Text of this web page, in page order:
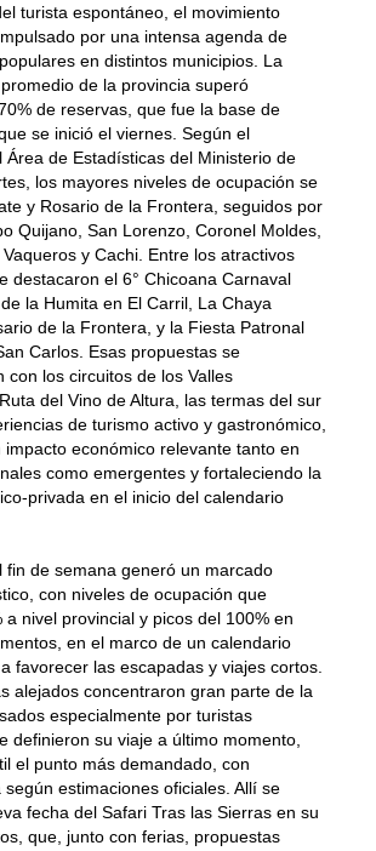
turista espontáneo, el movimiento
por una intensa agenda de
en distintos municipios. La
de la provincia superó
de reservas, que fue la base de
se inició el viernes. Según el
Área de Estadísticas del Ministerio de
los mayores niveles de ocupación se
y Rosario de la Frontera, seguidos por
Quijano, San Lorenzo, Coronel Moldes,
y Cachi. Entre los atractivos
destacaron el 6° Chicoana Carnaval
la Humita en El Carril, La Chaya
de la Frontera, y la Fiesta Patronal
Carlos. Esas propuestas se
con los circuitos de los Valles
del Vino de Altura, las termas del sur
de turismo activo y gastronómico,
económico relevante tanto en
como emergentes y fortaleciendo la
privada en el inicio del calendario
fin de semana generó un marcado
con niveles de ocupación que
a nivel provincial y picos del 100% en
en el marco de un calendario
favorecer las escapadas y viajes cortos.
alejados concentraron gran parte de la
especialmente por turistas
definieron su viaje a último momento,
el punto más demandado, con
estimaciones oficiales. Allí se
fecha del Safari Tras las Sierras en su
que, junto con ferias, propuestas